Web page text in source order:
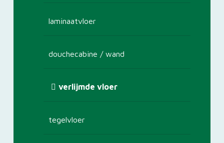
laminaatvloer
douchecabine / wand
verlijmde vloer
tegelvloer